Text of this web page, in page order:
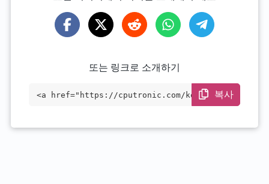
또는 링크로 소개하기
<a href="https://cputronic.com/ko/cpu/in
복사